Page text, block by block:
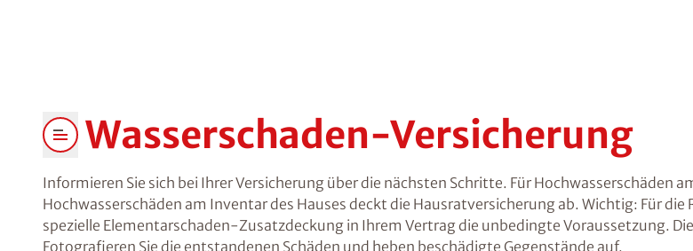
Wasserschaden-Versicherung
Informieren Sie sich bei Ihrer Versicherung über die nächsten Schritte. Für Hochwasserschäden
Hochwasserschäden am Inventar des Hauses deckt die Hausratversicherung ab. Wichtig: Für
spezielle Elementarschaden-Zusatzdeckung in Ihrem Vertrag die unbedingte Voraussetzung.
Fotografieren Sie die entstandenen Schäden und heben beschädigte Gegenstände auf.